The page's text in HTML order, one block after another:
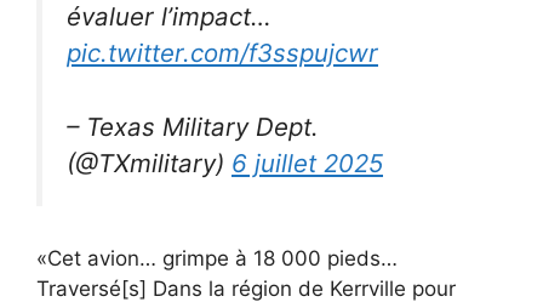
évaluer l’impact…
pic.twitter.com/f3sspujcwr
– Texas Military Dept.
(@TXmilitary) 6 juillet 2025
«Cet avion… grimpe à 18 000 pieds…
Traversé[s] Dans la région de Kerrville pour